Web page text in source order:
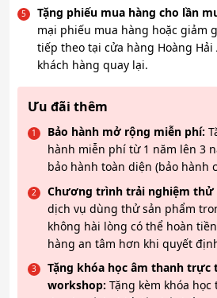
Tặng phiếu mua hàng cho lần
mại phiếu mua hàng hoặc giảm
tiếp theo tại cửa hàng Hoàng
khách hàng quay lại.
Ưu đãi thêm
Bảo hành mở rộng miễn phí:
hành miễn phí từ 1 năm lên 3
bảo hành toàn diện (bảo hành
Chương trình trải nghiệm thử
dịch vụ dùng thử sản phẩm
không hài lòng có thể hoàn
hàng an tâm hơn khi quyết
Tặng khóa học âm thanh trực
workshop: Tặng kèm khóa